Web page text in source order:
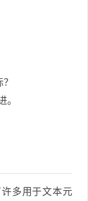
。
多用于文本元